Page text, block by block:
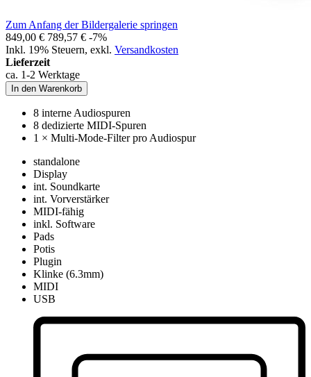
Zum Anfang der Bildergalerie springen
849,00 € 789,57 € -7%
Inkl. 19% Steuern, exkl. Versandkosten
Lieferzeit
ca. 1-2 Werktage
In den Warenkorb
8 interne Audiospuren
8 dedizierte MIDI-Spuren
1 × Multi-Mode-Filter pro Audiospur
standalone
Display
int. Soundkarte
int. Vorverstärker
MIDI-fähig
inkl. Software
Pads
Potis
Plugin
Klinke (6.3mm)
MIDI
USB